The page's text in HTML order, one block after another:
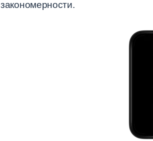
закономерности.